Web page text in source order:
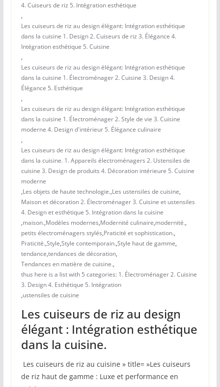
4. Cuiseurs de riz 5. Intégration esthétique
,
Les cuiseurs de riz au design élégant: Intégration esthétique
dans la cuisine 1. Design 2. Cuiseurs de riz 3. Élégance 4.
Intégration esthétique 5. Cuisine
,
Les cuiseurs de riz au design élégant: Intégration esthétique
dans la cuisine 1. Électroménager 2. Cuisine 3. Design 4.
Élégance 5. Esthétique
,
Les cuiseurs de riz au design élégant: Intégration esthétique
dans la cuisine 1. Électroménager 2. Style de vie 3. Cuisine
moderne 4. Design d'intérieur 5. Élégance culinaire
,
Les cuiseurs de riz au design élégant: Intégration esthétique
dans la cuisine. 1. Appareils électroménagers 2. Ustensiles de
cuisine 3. Design de produits 4. Décoration intérieure 5. Cuisine
moderne
,Les objets de haute technologie.,Les ustensiles de cuisine,
Maison et décoration 2. Électroménager 3. Cuisine et ustensiles
4. Design et esthétique 5. Intégration dans la cuisine
,maison.,Modèles modernes,Modernité culinaire,modernité.,
petits électroménagers stylés,Praticité et sophistication.,
Praticité.,Style,Style contemporain.,Style haut de gamme,
tendance,tendances de décoration,
Tendances en matière de cuisine.,
thus here is a list with 5 categories: 1. Électroménager 2. Cuisine
3. Design 4. Esthétique 5. Intégration
,ustensiles de cuisine
Les cuiseurs de riz au design
élégant : Intégration esthétique
dans la cuisine.
​ Les cuiseurs​ de riz au cuisine » title= »Les cuiseurs
de riz haut de gamme : Luxe et performance en